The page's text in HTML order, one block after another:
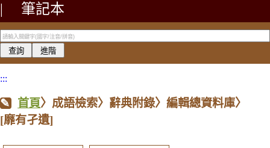
|
筆記本
:::
首頁〉成語檢索〉辭典附錄〉編輯總資料庫〉
[靡有孑遺]